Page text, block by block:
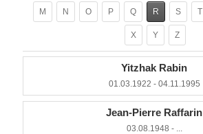
M N O P Q R S T
X Y Z
Yitzhak Rabin
01.03.1922 - 04.11.1995
Jean-Pierre Raffarin
03.08.1948 - ...